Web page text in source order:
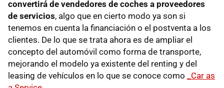
convertirá de vendedores de coches a proveedores
de servicios, algo que en cierto modo ya son si
tenemos en cuenta la financiación o el postventa a los
clientes. De lo que se trata ahora es de ampliar el
concepto del automóvil como forma de transporte,
mejorando el modelo ya existente del renting y del
leasing de vehículos en lo que se conoce como
_Car as